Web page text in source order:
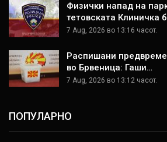
Физички напад на
тетовската Клиничка
7 Aug, 2026 во 13:16 часот.
Распишани
во Брвеница: Гаши…
7 Aug, 2026 во 13:12 часот.
ПОПУЛАРНО